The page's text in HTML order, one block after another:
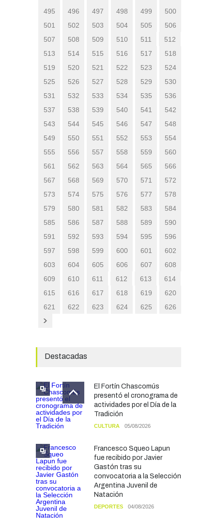
495
496 497 498 499
500
501
502 503 504 505
506
507
508 509 510 511
512
513
514 515 516 517
518
519
520 521 522 523
524
525
526 527 528 529
530
531
532 533 534 535
536
537
538 539 540 541
542
543
544 545 546 547
548
549
550 551 552 553
554
555
556 557 558 559
560
561
562 563 564 565
566
567
568 569 570 571
572
573
574 575 576 577
578
579
580 581 582 583
584
585
586 587 588 589
590
591
592 593 594 595
596
597
598 599 600 601
602
603
604 605 606 607
608
609
610 611 612 613
614
615
616 617 618 619
620
621
622 623 624 625 626
Destacadas
El Fortín Chascomús
presentó el cronograma de
actividades por el Día de la
Tradición
CULTURA 05/08/2026
Francesco Squeo Lapun
fue recibido por Javier
Gastón tras su
convocatoria a la Selección
Argentina Juvenil de
Natación
DEPORTES 04/08/2026